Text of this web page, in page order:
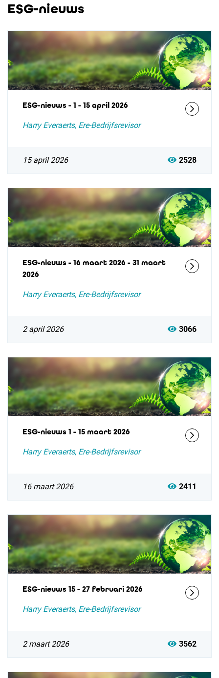
ESG-nieuws
ESG-nieuws - 1 - 15 april 2026
Harry Everaerts, Ere-Bedrijfsrevisor
15 april 2026 2528
ESG-nieuws - 16 maart 2026 - 31 maart
2026
Harry Everaerts, Ere-Bedrijfsrevisor
2 april 2026 3066
ESG-nieuws 1 - 15 maart 2026
Harry Everaerts, Ere-Bedrijfsrevisor
16 maart 2026 2411
ESG-nieuws 15 - 27 februari 2026
Harry Everaerts, Ere-Bedrijfsrevisor
2 maart 2026 3562